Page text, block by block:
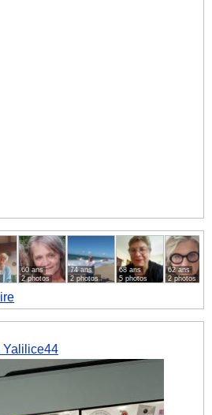
60 ans
2 photos
74 ans
2 photos
68 ans
5 photos
62 ans
2 photos
Yalilice44